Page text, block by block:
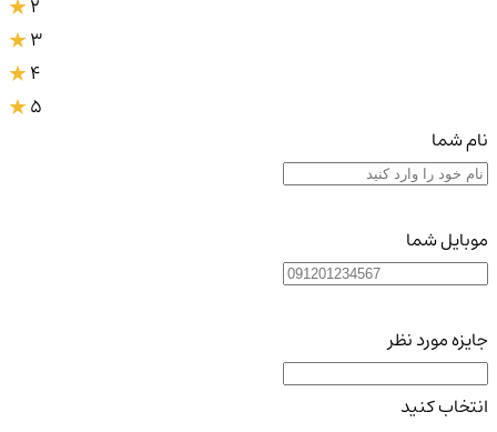
3
4
5
نام شما
موبایل شما
جایزه مورد نظر
انتخاب کنید